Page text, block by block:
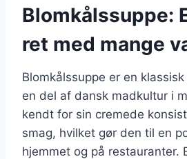
Blomkålssuppe:
ret med mange
Blomkålssuppe er en
en del af dansk madkultur i
kendt for sin cremede
smag, hvilket gør den til en
hjemmet og på restauranter.